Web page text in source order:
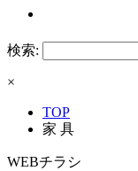
検索:
×
TOP
家 具
WEBチラシ